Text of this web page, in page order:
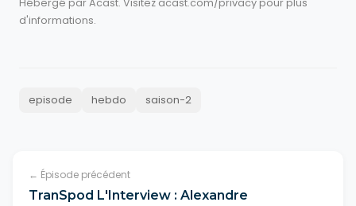
d'informations.
episode hebdo saison-2
← Épisode précédent
TranSpod L'Interview : Alexandre